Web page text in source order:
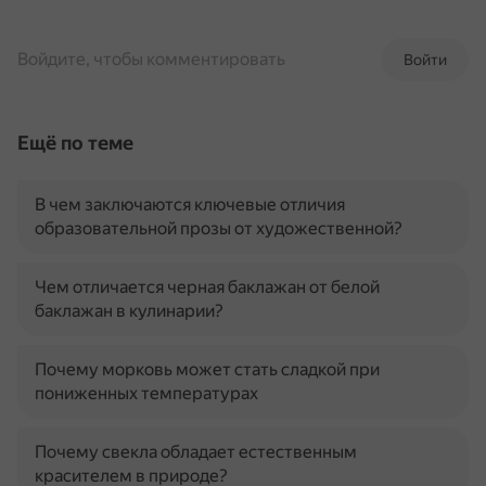
Войти
Войдите, чтобы комментировать
Ещё по теме
В чем заключаются ключевые отличия
образовательной прозы от художественной?
Чем отличается черная баклажан от белой
баклажан в кулинарии?
Почему морковь может стать сладкой при
пониженных температурах
Почему свекла обладает естественным
красителем в природе?